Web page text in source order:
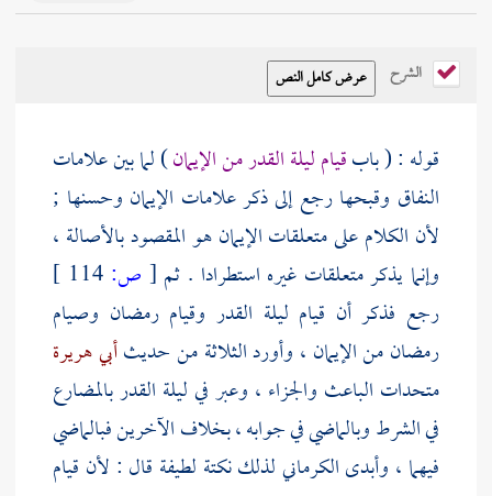
الشرح
قوله : ( بابقيام ليلة القدر من الإيمان) لما بين علامات
النفاق وقبحها رجع إلى ذكر علامات الإيمان وحسنها ;
لأن الكلام على متعلقات الإيمان هو المقصود بالأصالة ،
وإنما يذكر متعلقات غيره استطرادا . ثم [ ص:
رجع فذكر أن قيام ليلة القدر وقيام رمضان وصيام
رمضان من الإيمان ، وأورد الثلاثة من حديثأبي هريرة
متحدات الباعث والجزاء ، وعبر في ليلة القدر بالمضارع
في الشرط وبالماضي في جوابه ، بخلاف الآخرين فبالماضي
فيهما ، وأبدىالكرمانيلذلك نكتة لطيفة قال : لأن قيام